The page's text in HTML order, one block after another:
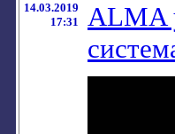
14.03.2019
17:31
ALMA